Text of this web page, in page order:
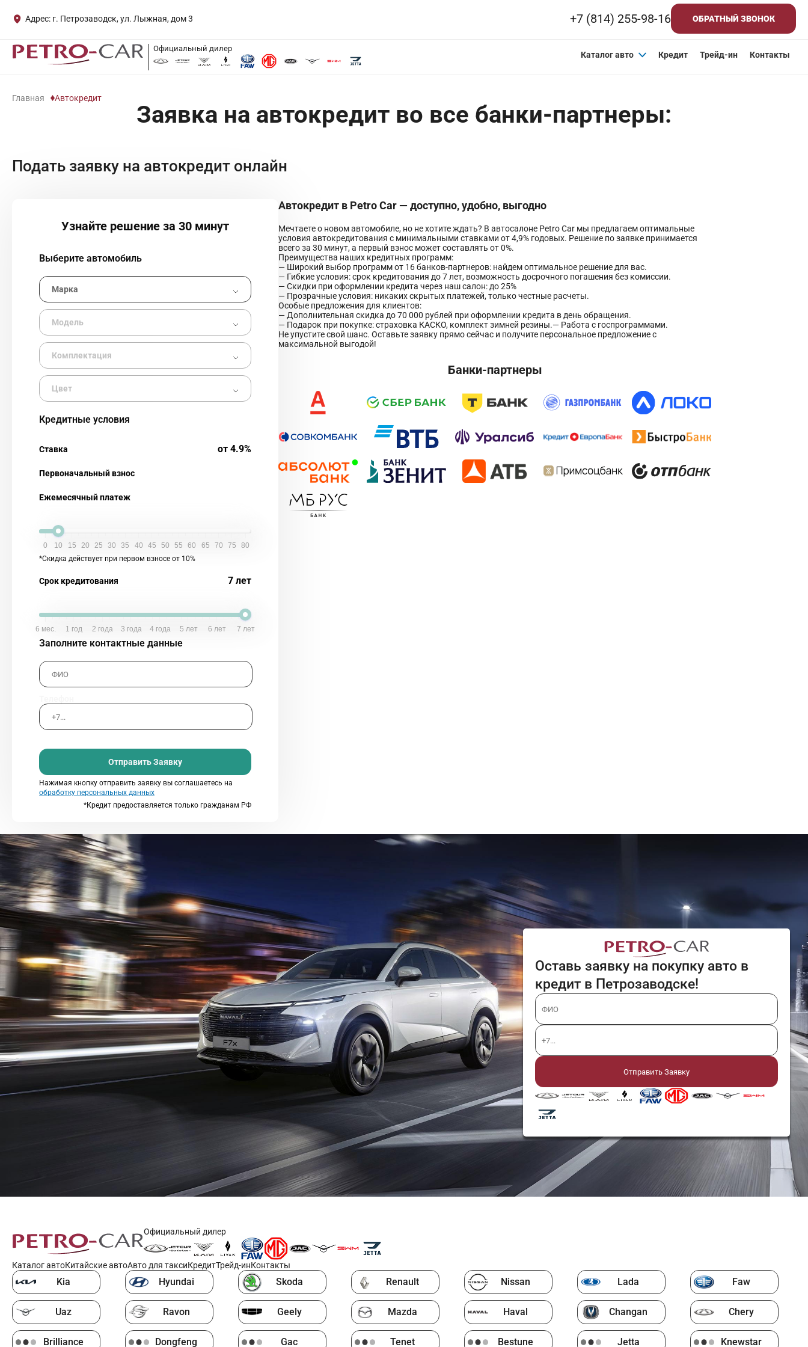
Адрес: г. Петрозаводск, ул. Лыжная, дом 3 +7 (814) 255-98-16 ОБРАТНЫЙ ЗВОНОК
Официальный дилер
Каталог авто Кредит Трейд-ин Контакты
Главная Автокредит
Заявка на автокредит во все банки-партнеры:
Подать заявку на автокредит онлайн
Узнайте решение за 30 минут
Выберите автомобиль
Кредитные условия
Ставка от 4.9%
Первоначальный взнос
Ежемесячный платеж
0 10 15 20 25 30 35 40 45 50 55 60 65 70 75
80
*Скидка действует при первом взносе от 10%
Срок кредитования 7 лет
6 мес. 1 год 2 года 3 года 4 года 5 лет 6 лет 7 лет
Заполните контактные данные
Отправить Заявку
Нажимая кнопку отправить заявку вы соглашаетесь на
обработку персональных данных
*Кредит предоставляется только гражданам РФ
Автокредит в Petro Car — доступно, удобно, выгодно
Мечтаете о новом автомобиле, но не хотите ждать? В автосалоне Petro Car мы предлагаем оптимальные
условия автокредитования с минимальными ставками от 4,9% годовых. Решение по заявке принимается
всего за 30 минут, а первый взнос может составлять от 0%.
Преимущества наших кредитных программ:
— Широкий выбор программ от 16 банков-партнеров: найдем оптимальное решение для вас.
— Гибкие условия: срок кредитования до 7 лет, возможность досрочного погашения без комиссии.
— Скидки при оформлении кредита через наш салон: до 25%
— Прозрачные условия: никаких скрытых платежей, только честные расчеты.
Особые предложения для клиентов:
— Дополнительная скидка до 70 000 рублей при оформлении кредита в день обращения.
— Подарок при покупке: страховка КАСКО, комплект зимней резины.— Работа с госпрограммами.
Не упустите свой шанс. Оставьте заявку прямо сейчас и получите персональное предложение с
максимальной выгодой!
Банки-партнеры
Оставь заявку на покупку авто в
кредит в Петрозаводске!
Отправить Заявку
Официальный дилер
Каталог автоКитайские автоАвто для таксиКредитТрейд-инКонтакты
Kia Hyundai Skoda Renault Nissan Lada Faw
Uaz Ravon Geely Mazda Haval Changan Chery
Brilliance Dongfeng Gac Tenet Bestune Jetta Knewstar